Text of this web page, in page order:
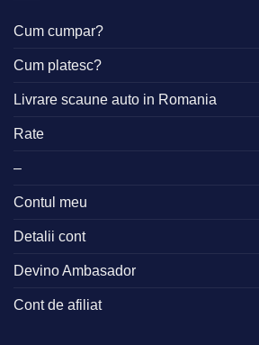
Cum cumpar?
Cum platesc?
Livrare scaune auto in Romania
Rate
–
Contul meu
Detalii cont
Devino Ambasador
Cont de afiliat